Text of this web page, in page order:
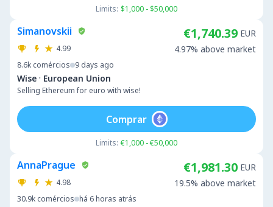
Limits: $1,000 - $50,000
Simanovskii
4.99
8.6k comércios 9 days ago
Wise · European Union
Selling Ethereum for euro with wise!
€1,740.39 EUR
4.97% above market
Limits: €1,000 - €50,000
Comprar
AnnaPrague
4.98
30.9k comércios há 6 horas atrás
€1,981.30 EUR
19.5% above market